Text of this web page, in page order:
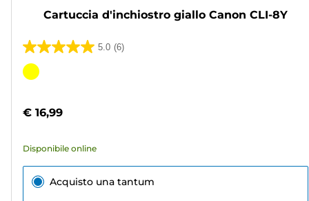
Cartuccia d'inchiostro giallo Canon CLI-8Y
5.0 (6)
5.0
su
6
Cartuccia
€ 16,99
Disponibile online
Acquisto una tantum